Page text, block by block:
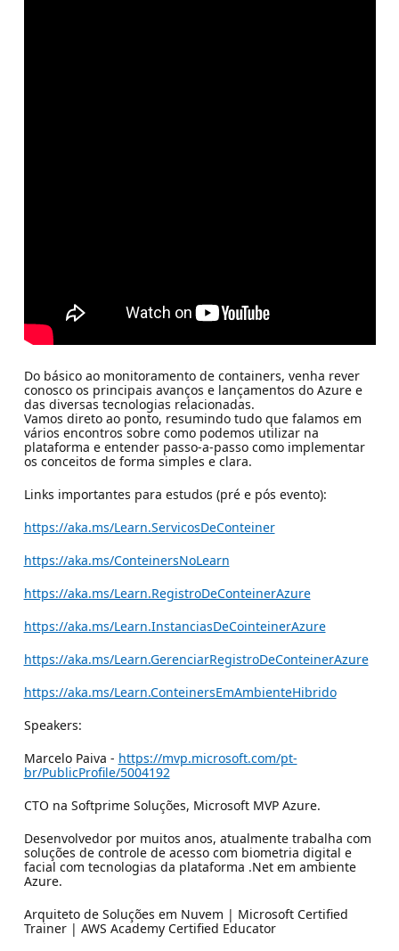
Do básico ao monitoramento de containers, venha rever
conosco os principais avanços e lançamentos do Azure e
das diversas tecnologias relacionadas.
Vamos direto ao ponto, resumindo tudo que falamos em
vários encontros sobre como podemos utilizar na
plataforma e entender passo-a-passo como implementar
os conceitos de forma simples e clara.
Links importantes para estudos (pré e pós evento):
https://aka.ms/Learn.ServicosDeConteiner
https://aka.ms/ConteinersNoLearn
https://aka.ms/Learn.RegistroDeConteinerAzure
https://aka.ms/Learn.InstanciasDeCointeinerAzure
https://aka.ms/Learn.GerenciarRegistroDeConteinerAzure
https://aka.ms/Learn.ConteinersEmAmbienteHibrido
Speakers:
Marcelo Paiva - https://mvp.microsoft.com/pt-
br/PublicProfile/5004192
CTO na Softprime Soluções, Microsoft MVP Azure.
Desenvolvedor por muitos anos, atualmente trabalha com
soluções de controle de acesso com biometria digital e
facial com tecnologias da plataforma .Net em ambiente
Azure.
Arquiteto de Soluções em Nuvem | Microsoft Certified
Trainer | AWS Academy Certified Educator